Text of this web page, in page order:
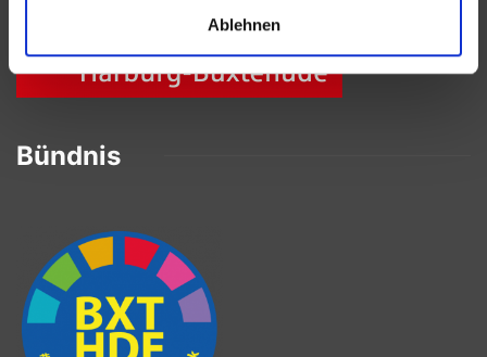
Ablehnen
Bündnis